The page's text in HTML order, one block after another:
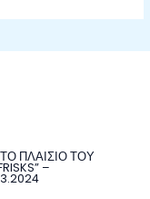
ΠΛΑΙΣΙΟ ΤΟΥ
–